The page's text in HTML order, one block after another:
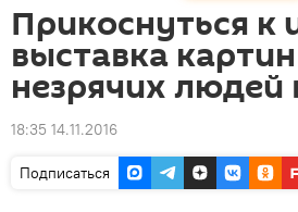
Прикоснуться к
выставка
незрячих людей
18:35 14.11.2016
Подписаться